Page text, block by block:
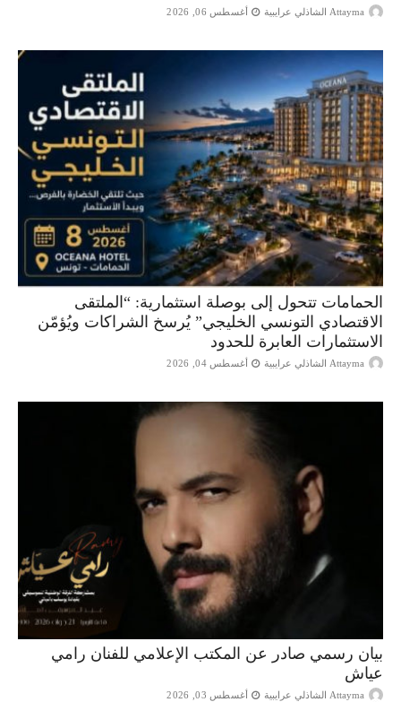
Attayma الشاذلي عرايبية أغسطس 06, 2026
الحمامات تتحول إلى بوصلة استثمارية: “الملتقى
الاقتصادي التونسي الخليجي” يُرسخ الشراكات ويُؤمّن
الاستثمارات العابرة للحدود
Attayma الشاذلي عرايبية أغسطس 04, 2026
بيان رسمي صادر عن المكتب الإعلامي للفنان رامي
عياش
Attayma الشاذلي عرايبية أغسطس 03, 2026